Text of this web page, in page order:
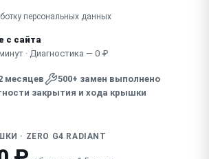
персональных данных
с сайта
· Диагностика — 0 ₽
месяцев
500+ замен выполнено
закрытия и хода крышки
· ZERO G4 RADIANT